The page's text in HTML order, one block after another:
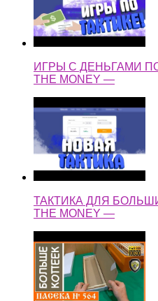
ИГРЫ С ДЕНЬГАМИ ПО
THE MONEY —
ТАКТИКА ДЛЯ
THE MONEY —